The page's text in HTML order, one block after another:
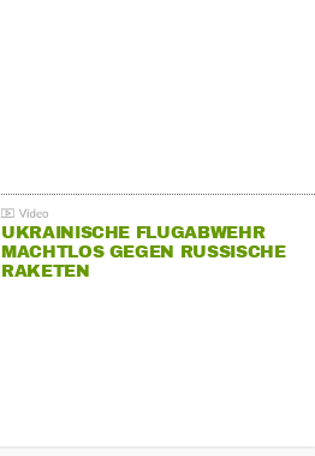
UKRAINISCHE FLUGABWEHR
MACHTLOS GEGEN RUSSISCHE
RAKETEN